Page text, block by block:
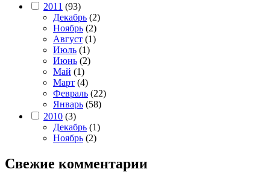
2011 (93)
Декабрь (2)
Ноябрь (2)
Август (1)
Июль (1)
Июнь (2)
Май (1)
Март (4)
Февраль (22)
Январь (58)
2010 (3)
Декабрь (1)
Ноябрь (2)
Свежие комментарии